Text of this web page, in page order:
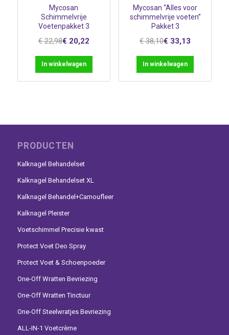
Mycosan
Schimmelvrije
Voetenpakket 3
€22,98
Oorspronkelijke
prijs
was:
€ 22,98.
€ 20,22
Huidige
prijs
is:
€ 20,22.
In winkelwagen
Mycosan “Alles voor
schimmelvrije voeten”
Pakket 3
€38,10
Oorspronkelijke
prijs
was:
€ 38,10.
€ 33,13
Huidige
prijs
is:
€ 33,13.
In winkelwagen
PRODUCTEN
Kalknagel Behandelset
Kalknagel Behandelset XL
Kalknagel Behandel+Camoufleer
Kalknagel Pleister
Voetschimmel Precisie kwast
Protect Voet Deo Spray
Protect Voet & Schoenpoeder
One-Off Wratten Bevriezing
One-Off Wratten Tinctuur
One-Off Steelwratjes Bevriezing
ALL-IN-1 Voetcrème